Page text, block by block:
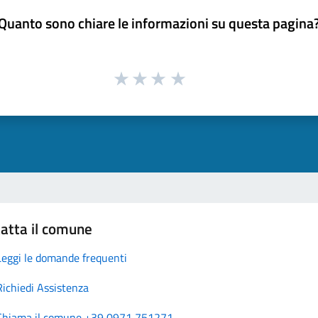
sono chiare le informazioni su questa
il comune
le domande frequenti
Assistenza